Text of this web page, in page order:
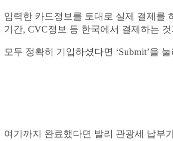
입력한 카드정보를 토대로 실제 결제를
기간, CVC정보 등 한국에서 결제하는
모두 정확히 기입하셨다면 ‘Submit’을
여기까지 완료했다면 발리 관광세 납부